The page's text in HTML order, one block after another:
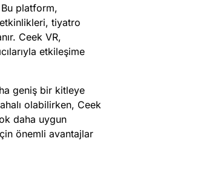
platform,
etkinlikleri, tiyatro
Ceek VR,
etkileşime
geniş bir kitleye
olabilirken, Ceek
daha uygun
önemli avantajlar